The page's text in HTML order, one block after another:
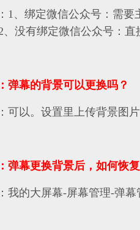
1、绑定微信公众号：需要
没有绑定微信公众号：直
弹幕的背景可以更换吗？
可以。设置里上传背景图片
弹幕更换背景后，如何恢
我的大屏幕-屏幕管理-弹幕